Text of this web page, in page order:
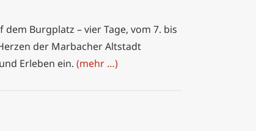
Burgplatz – vier Tage, vom 7. bis
der Marbacher Altstadt
Erleben ein. (mehr …)